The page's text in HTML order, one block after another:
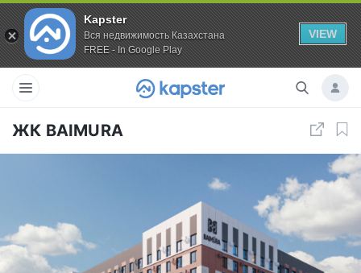
Kapster
Вся недвижимость Казахстана
FREE - In Google Play
VIEW
ЖК BAIMURA